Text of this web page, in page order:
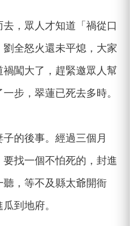
，眾人才知道「禍從口
全怒火還未平熄，大家
闖大了，趕緊邀眾人幫
步，翠蓮已死去多時。
的後事。經過三個月
找一個不怕死的，封進
，等不及縣太爺開衙
到地府。